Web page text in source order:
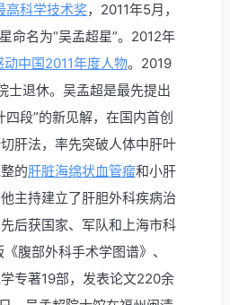
高科学技术奖，2011年5月，
命名为“吴孟超星”。2012年
动中国2011年度人物。2019
士退休。吴孟超是最先提出
四段”的新见解，在国内首创
肝法，率先突破人体中肝叶
的肝脏海绵状血管瘤和小肝
主持建立了肝胆外科疾病治
后获国家、军队和上海市科
腹部外科手术学图谱》、
专著19部，发表论文220余